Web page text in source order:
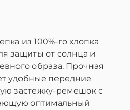
из 100%-го хлопка
защиты от солнца и
образа. Прочная
удобные передние
застежку-ремешок с
оптимальный